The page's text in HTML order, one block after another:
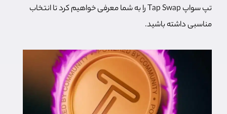
تپ سواپ Tap Swap را به شما معرفی خواهیم کرد تا انتخاب
مناسبی داشته باشید.